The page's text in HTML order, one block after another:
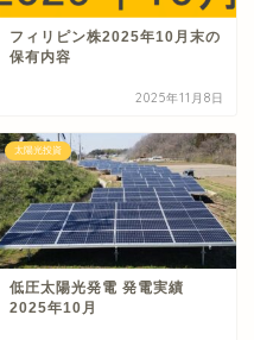
フィリピン株2025年10月末の
保有内容
2025年11月8日
太陽光投資
低圧太陽光発電 発電実績
2025年10月